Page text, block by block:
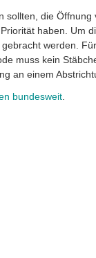
die
haben. Um
werden.
muss kein
an einem
bundesweit.